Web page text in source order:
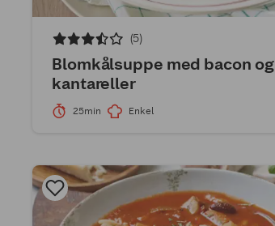
(5)
Blomkålsuppe med bacon og
kantareller
25min Enkel